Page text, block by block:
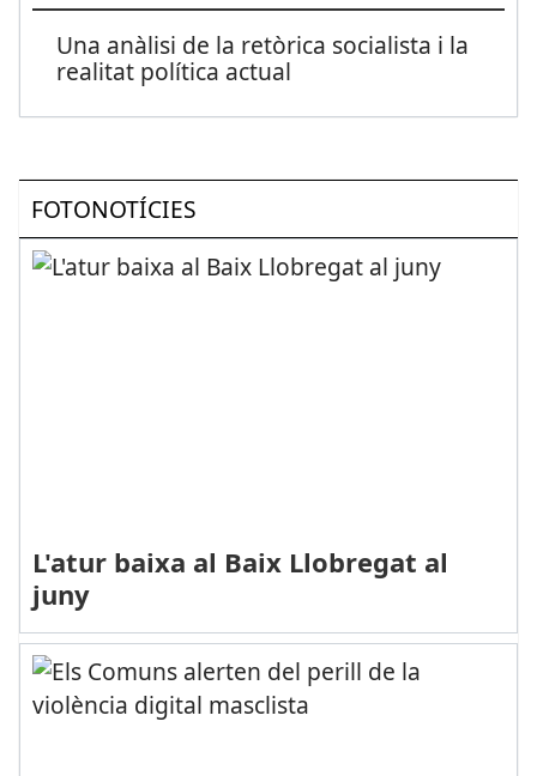
Una anàlisi de la retòrica socialista i la
realitat política actual
FOTONOTÍCIES
L'atur baixa al Baix Llobregat al
juny